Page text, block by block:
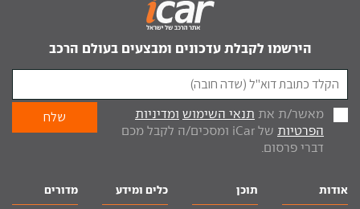
הירשמו לקבלת עדכונים ומבצעים בעולם הרכב
מאשר/ת את תנאי השימוש ומדיניות
הפרטיות
של iCar ומסכים/ה לקבל מכם
דברי פרסום.
אודות תוכן כלים ומידע מדורים